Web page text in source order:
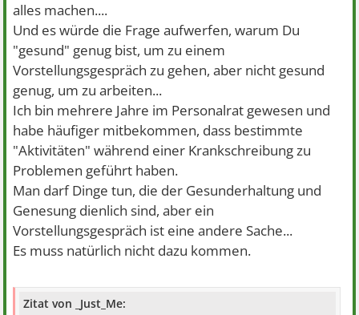
alles machen....
Und es würde die Frage aufwerfen, warum Du
"gesund" genug bist, um zu einem
Vorstellungsgespräch zu gehen, aber nicht gesund
genug, um zu arbeiten...
Ich bin mehrere Jahre im Personalrat gewesen und
habe häufiger mitbekommen, dass bestimmte
"Aktivitäten" während einer Krankschreibung zu
Problemen geführt haben.
Man darf Dinge tun, die der Gesunderhaltung und
Genesung dienlich sind, aber ein
Vorstellungsgespräch ist eine andere Sache...
Es muss natürlich nicht dazu kommen.
Zitat von _Just_Me: